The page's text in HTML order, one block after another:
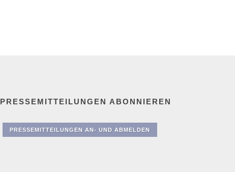
PRESSEMITTEILUNGEN ABONNIEREN
PRESSEMITTEILUNGEN AN- UND ABMELDEN